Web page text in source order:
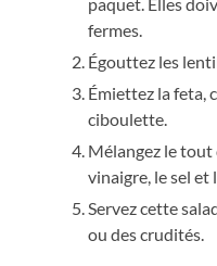
fermes.
Égouttez les
Émiettez la feta,
ciboulette.
Mélangez le tout
vinaigre, le sel et
Servez cette
ou des crudités.